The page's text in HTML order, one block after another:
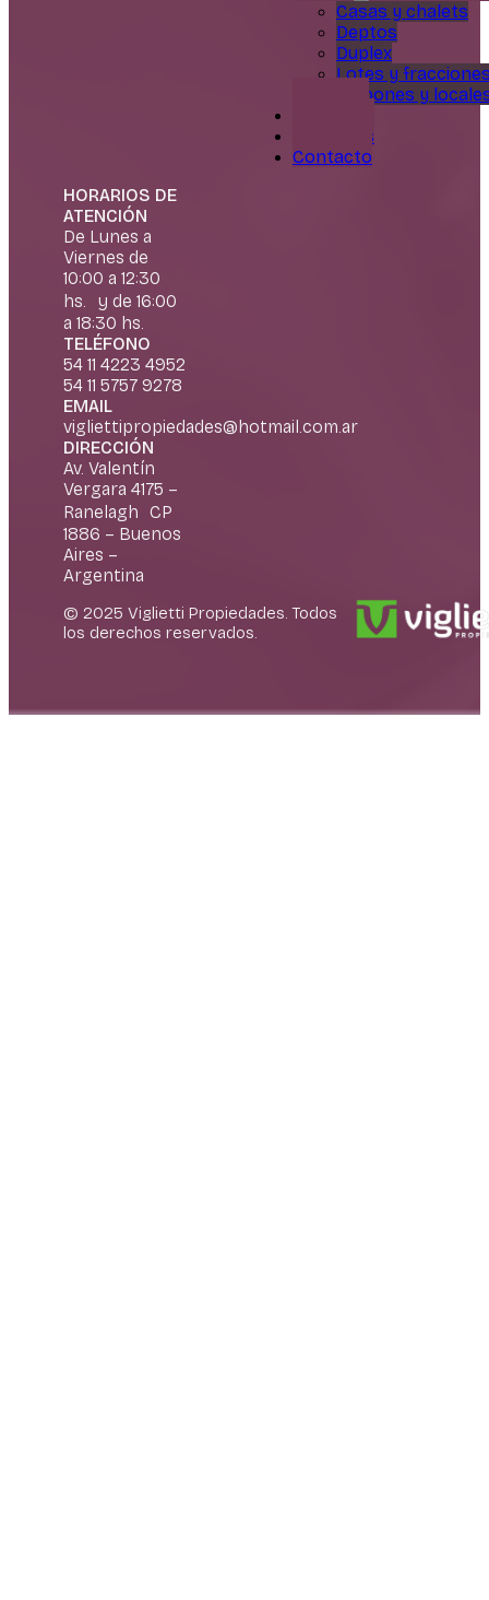
Casas y chalets
Deptos
Duplex
Lotes y
Galpones y
Nosotros
Contacto
HORARIOS DE
ATENCIÓN
De Lunes a
Viernes de
10:00 a 12:30
hs. y de 16:00
a 18:30 hs.
TELÉFONO
54 11 4223 4952
54 11 5757 9278
EMAIL
vigliettipropiedades@hotmail.com.ar
DIRECCIÓN
Av. Valentín
Vergara 4175 –
Ranelagh CP
1886 – Buenos
Aires –
Argentina
© 2025 Viglietti Propiedades. Todos
los derechos reservados.